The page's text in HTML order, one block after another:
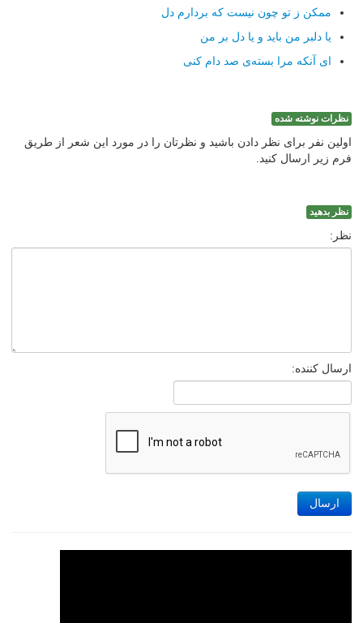
ممکن ز تو چون نیست که بردارم دل
یا دلبر من باید و یا دل بر من
ای آنکه مرا بسته‌ی صد دام کنی
نظرات نوشته شده
اولین نفر برای نظر دادن باشید و نظرتان را در مورد این شعر از طریق
فرم زیر ارسال کنید.
نظر بدهید
نظر:
ارسال کننده:
ارسال